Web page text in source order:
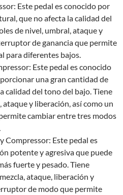
Este pedal es conocido por
que no afecta la calidad del
de nivel, umbral, ataque y
de ganancia que permite
para diferentes bajos.
Este pedal es conocido
una gran cantidad de
calidad del tono del bajo. Tiene
y liberación, así como un
cambiar entre tres modos
Compressor: Este pedal es
potente y agresiva que puede
fuerte y pesado. Tiene
ataque, liberación y
de modo que permite